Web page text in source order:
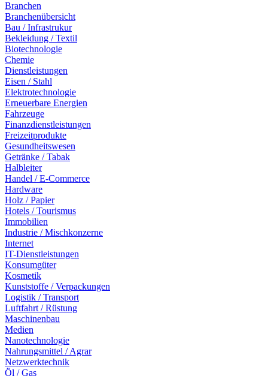
Branchen
Branchenübersicht
Bau / Infrastrukur
Bekleidung / Textil
Biotechnologie
Chemie
Dienstleistungen
Eisen / Stahl
Elektrotechnologie
Erneuerbare Energien
Fahrzeuge
Finanzdienstleistungen
Freizeitprodukte
Gesundheitswesen
Getränke / Tabak
Halbleiter
Handel / E-Commerce
Hardware
Holz / Papier
Hotels / Tourismus
Immobilien
Industrie / Mischkonzerne
Internet
IT-Dienstleistungen
Konsumgüter
Kosmetik
Kunststoffe / Verpackungen
Logistik / Transport
Luftfahrt / Rüstung
Maschinenbau
Medien
Nanotechnologie
Nahrungsmittel / Agrar
Netzwerktechnik
Öl / Gas